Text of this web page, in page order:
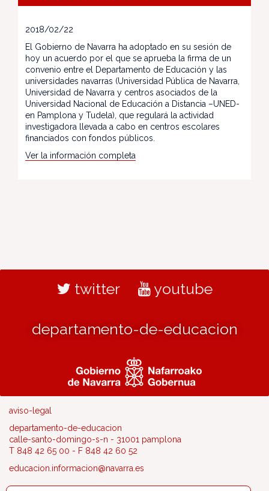
2018/02/22
El Gobierno de Navarra ha adoptado en su sesión de
hoy un acuerdo por el que se aprueba la firma de un
convenio entre el Departamento de Educación y las
universidades navarras (Universidad Pública de Navarra,
Universidad de Navarra y centros asociados de la
Universidad Nacional de Educación a Distancia –UNED-
en Pamplona y Tudela), que regulará la actividad
investigadora llevada a cabo en centros escolares
financiados con fondos públicos.
Ver la información completa
twitter youtube
departamento-de-educacion
aviso-legal
departamento-de-educacion
calle-santo-domingo-s-n - 31001 pamplona
T 848 42 65 00 - F 848 42 60 52
educacion.informacion@navarra.es